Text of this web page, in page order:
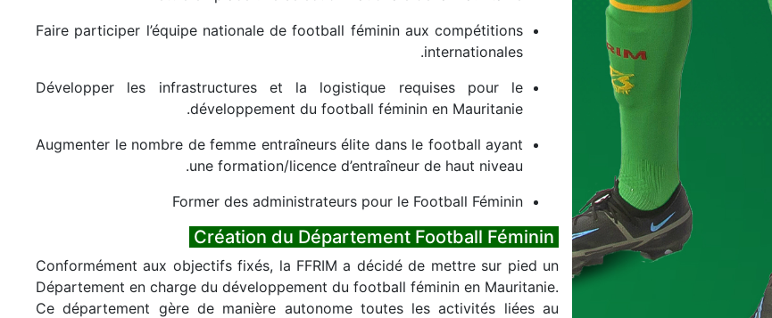
Faire participer l’équipe nationale de football féminin aux compétitions
internationales.
Développer les infrastructures et la logistique requises pour le
développement du football féminin en Mauritanie.
Augmenter le nombre de femme entraîneurs élite dans le football ayant
une formation/licence d’entraîneur de haut niveau.
Former des administrateurs pour le Football Féminin
Conformément aux objectifs fixés, la FFRIM a décidé de mettre sur pied un
Département en charge du développement du football féminin en Mauritanie.
Ce département gère de manière autonome toutes les activités liées au